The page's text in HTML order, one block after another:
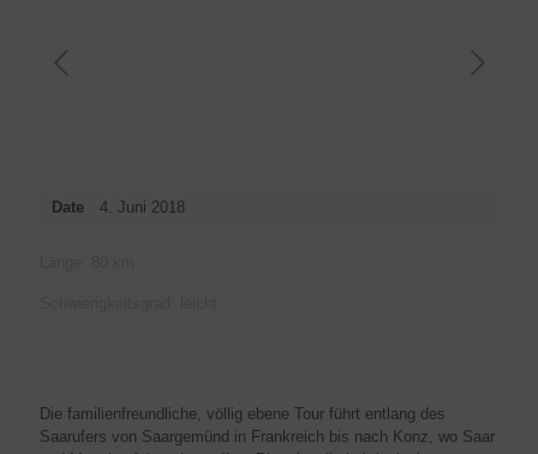
Date 4. Juni 2018
Die familienfreundliche, völlig ebene Tour führt entlang des
Saarufers von Saargemünd in Frankreich bis nach Konz, wo Saar